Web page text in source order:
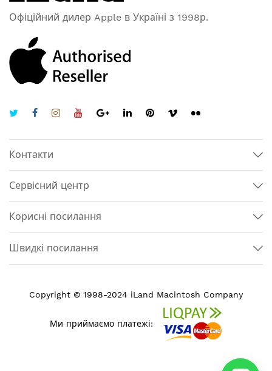
Офіційний дилер Apple в Україні з 1998р.
Контакти
Сервісний центр
Корисні посилання
Швидкі посилання
Copyright © 1998-2024 iLand Macintosh Company
Ми приймаємо платежі: